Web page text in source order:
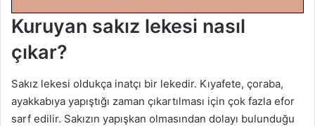
Kuruyan sakız lekesi nasıl
çıkar?
Sakız lekesi oldukça inatçı bir lekedir. Kıyafete, çoraba,
ayakkabıya yapıştığı zaman çıkartılması için çok fazla efor
sarf edilir. Sakızın yapışkan olmasından dolayı bulunduğu